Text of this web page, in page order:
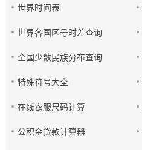
世界时间表
世界各国区号时差查询
全国少数民族分布查询
特殊符号大全
在线衣服尺码计算
公积金贷款计算器